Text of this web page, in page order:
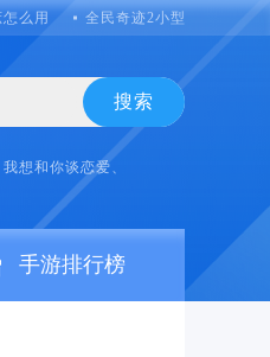
么用 全民奇迹2小型培养器在哪
搜索
我想和你谈恋爱、
手游排行榜